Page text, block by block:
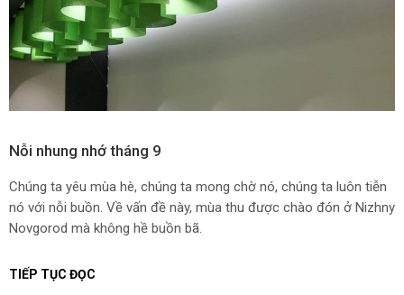
Nỗi nhung nhớ tháng 9
Chúng ta yêu mùa hè, chúng ta mong chờ nó, chúng ta luôn tiễn
nó với nỗi buồn. Về vấn đề này, mùa thu được chào đón ở Nizhny
Novgorod mà không hề buồn bã.
TIẾP TỤC ĐỌC